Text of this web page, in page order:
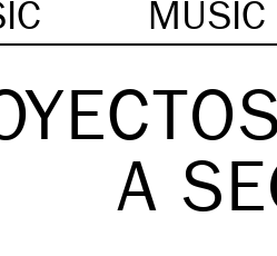
MUSIC
A